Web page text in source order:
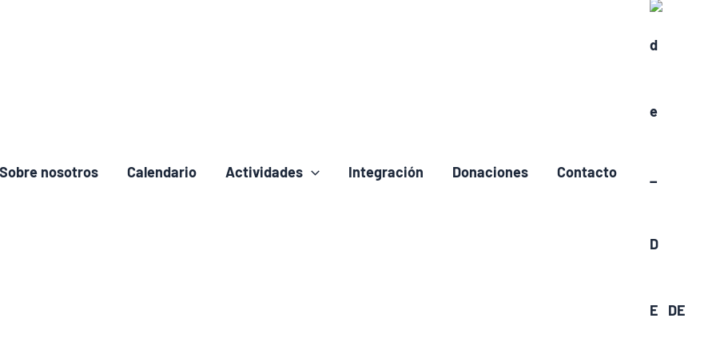
Sobre nosotros Calendario Actividades Integración Donaciones Contacto
DE